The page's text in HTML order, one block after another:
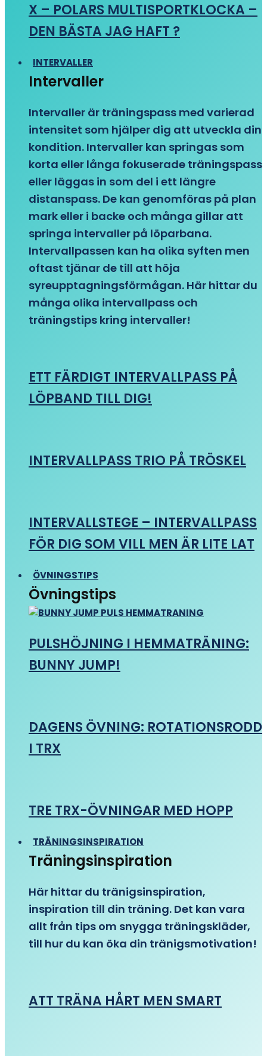
X – POLARS MULTISPORTKLOCKA –
DEN BÄSTA JAG HAFT ?
INTERVALLER
Intervaller
Intervaller är träningspass med varierad
intensitet som hjälper dig att utveckla din
kondition. Intervaller kan springas som
korta eller långa fokuserade träningspass
eller läggas in som del i ett längre
distanspass. De kan genomföras på plan
mark eller i backe och många gillar att
springa intervaller på löparbana.
Intervallpassen kan ha olika syften men
oftast tjänar de till att höja
syreupptagningsförmågan. Här hittar du
många olika intervallpass och
träningstips kring intervaller!
ETT FÄRDIGT INTERVALLPASS PÅ
LÖPBAND TILL DIG!
INTERVALLPASS TRIO PÅ TRÖSKEL
INTERVALLSTEGE – INTERVALLPASS
FÖR DIG SOM VILL MEN ÄR LITE LAT
ÖVNINGSTIPS
Övningstips
PULSHÖJNING I HEMMATRÄNING:
BUNNY JUMP!
DAGENS ÖVNING: ROTATIONSRODD
I TRX
TRE TRX-ÖVNINGAR MED HOPP
TRÄNINGSINSPIRATION
Träningsinspiration
Här hittar du tränigsinspiration,
inspiration till din träning. Det kan vara
allt från tips om snygga träningskläder,
till hur du kan öka din tränigsmotivation!
ATT TRÄNA HÅRT MEN SMART